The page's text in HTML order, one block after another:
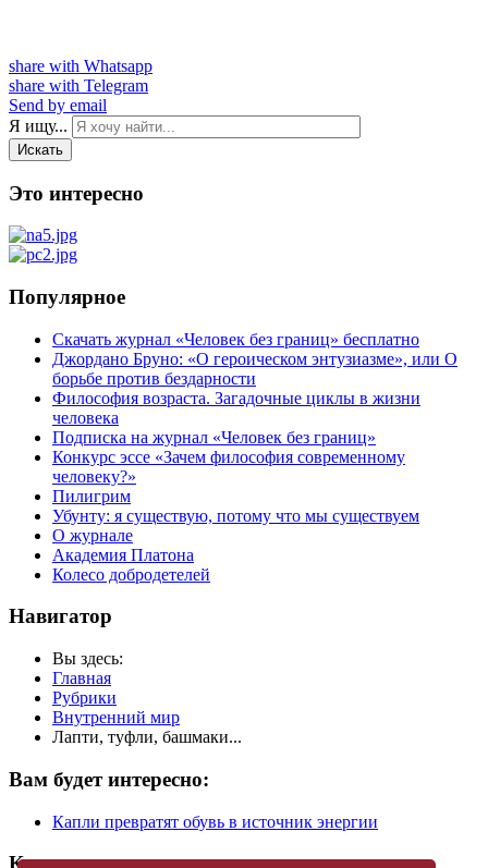
share with Whatsapp
share with Telegram
Send by email
Я ищу...
Искать
Это интересно
Популярное
Скачать журнал «Человек без границ» бесплатно
Джордано Бруно: «О героическом энтузиазме», или О
борьбе против бездарности
Философия возраста. Загадочные циклы в жизни
человека
Подписка на журнал «Человек без границ»
Конкурс эссе «Зачем философия современному
человеку?»
Пилигрим
Убунту: я существую, потому что мы существуем
О журнале
Академия Платона
Колесо добродетелей
Навигатор
Вы здесь:
Главная
Рубрики
Внутренний мир
Лапти, туфли, башмаки...
Вам будет интересно:
Капли превратят обувь в источник энергии
Купить журнал